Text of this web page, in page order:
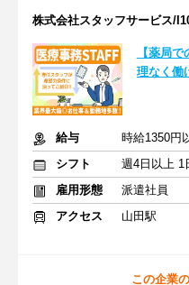
株式会社スタッフサービス/
【薬局
理なく働
給与
時給1350円
シフト
雇用形態
派遣社員
アクセス
山田駅
この企業